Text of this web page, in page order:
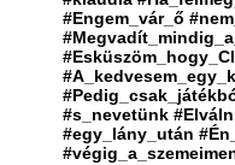
#Engem_vár_ő
#s_nevetünk
#egy_lány_után